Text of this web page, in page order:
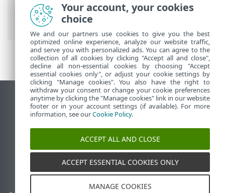
Security >アプリケーション環境設定>ツ
ール> ログファイル
デスクトップサイトの表示
End of Life
ESETナレッジベース
ESETフォーラム
ESET Status Portal
地域サポート
Your account, your cookies
choice
We and our partners use cookies to give you the best
optimized online experience, analyze our website traffic,
and serve you with personalized ads. You can agree to the
collection of all cookies by clicking "Accept all and close",
decline all non-essential cookies by choosing "Accept
essential cookies only", or adjust your cookie settings by
clicking "Manage cookies". You also have the right to
withdraw your consent or change your cookie preferences
anytime by clicking the "Manage cookies" link in our website
footer or in your account settings (if available). For more
information, see ourCookie Policy.
ACCEPT ALL AND CLOSE
ACCEPT ESSENTIAL COOKIES ONLY
MANAGE COOKIES